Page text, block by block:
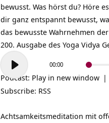
bewusst. Was hörst du? Höre
dir ganz entspannt bewusst,
das bewusste Wahrnehmen der
200. Ausgabe des Yoga Vidya
Audio-
Player
00:00
Podcast: Play in new window |
Subscribe: RSS
Achtsamkeitsmeditation mit